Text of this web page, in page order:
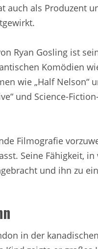
auch als Produzent
Ryan Gosling ist
Komödien
wie „Half Nelson“
und Science-
Filmografie
Seine Fähigkeit, in
und ihn zu
in der